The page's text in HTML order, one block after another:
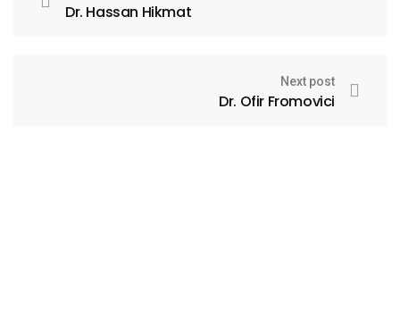
Dr. Hassan Hikmat
Next post
Dr. Ofir Fromovici